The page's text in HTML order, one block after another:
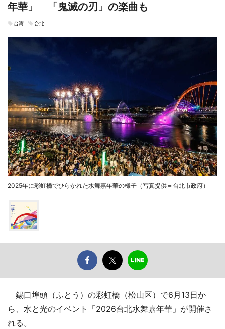
年華」 「鬼滅の刃」の楽曲も
台湾 台北
2025年に彩虹橋でひらかれた水舞嘉年華の様子（写真提供＝台北市政府）
錫口埠頭（ふとう）の彩虹橋（松山区）で6月13日か
ら、水と光のイベント「2026台北水舞嘉年華」が開催さ
れる。